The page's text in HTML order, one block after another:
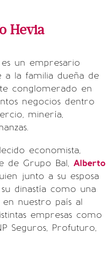
Hevia
es un empresario
a la familia dueña de
conglomerado en
negocios dentro
minería,
economista,
de Grupo Bal, Alberto
junto a su esposa
dinastía como una
nuestro país al
empresas como
Seguros, Profuturo,